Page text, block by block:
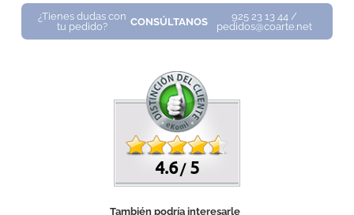
¿Tienes dudas con
tu pedido?
CONSÚLTANOS
925 23 13 44 /
pedidos@coarte.net
4.6 /5
También podría interesarle